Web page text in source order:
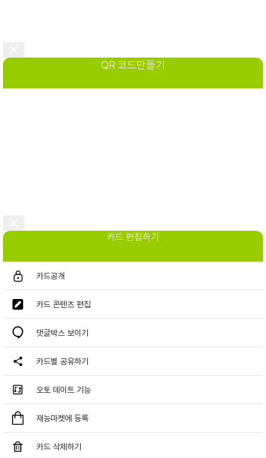
QR 코드만들기
카드 편집하기
카드공개
카드 콘텐츠 편집
댓글박스 보이기
카드별 공유하기
오토 데이트 기능
재능마켓에 등록
카드 삭제하기